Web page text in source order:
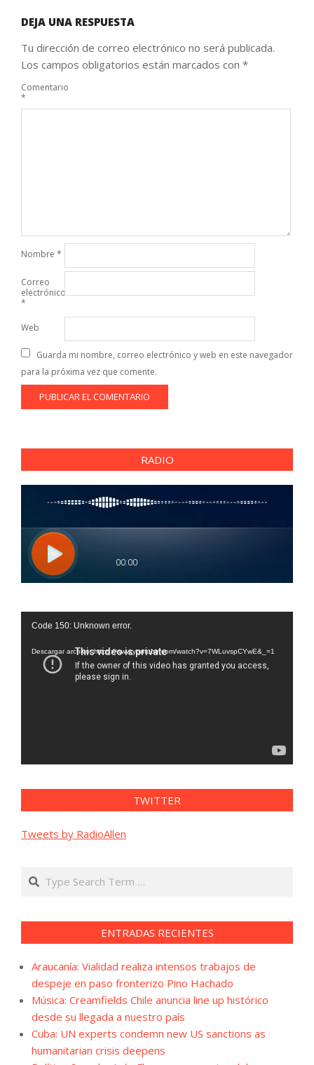
DEJA UNA RESPUESTA
Tu dirección de correo electrónico no será publicada.
Los campos obligatorios están marcados con *
Comentario
*
Nombre *
Correo
electrónico
*
Web
Guarda mi nombre, correo electrónico y web en este navegador
para la próxima vez que comente.
RADIO
Reproductor
vídeo
Code 150: Unknown error.
Descargar archivo: https://www.youtube.com/watch?v=7WLuvspCYwE&_=1
TWITTER
Tweets by RadioAllen
Search
ENTRADAS RECIENTES
Araucanía: Vialidad realiza intensos trabajos de
despeje en paso fronterizo Pino Hachado
Música: Creamfields Chile anuncia line up histórico
desde su llegada a nuestro país
Cuba: UN experts condemn new US sanctions as
humanitarian crisis deepens